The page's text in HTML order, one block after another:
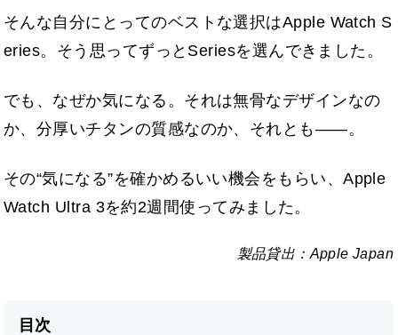
そんな自分にとってのベストな選択はApple Watch S
eries。そう思ってずっとSeriesを選んできました。
でも、なぜか気になる。それは無骨なデザインなの
か、分厚いチタンの質感なのか、それとも――。
その“気になる”を確かめるいい機会をもらい、Apple
Watch Ultra 3を約2週間使ってみました。
Apple Japan
目次